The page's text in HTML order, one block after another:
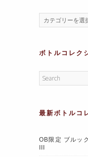
ボトルコレク
最新ボトルコ
OB限定 ブルッ